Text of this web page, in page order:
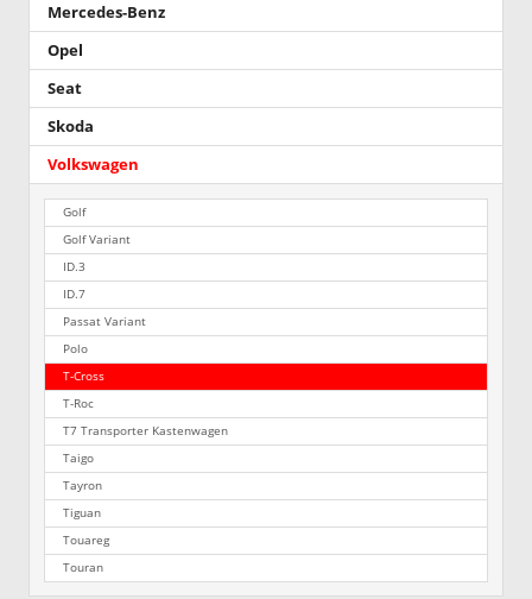
Mercedes-Benz
Opel
Seat
Skoda
Volkswagen
Golf
Golf Variant
ID.3
ID.7
Passat Variant
Polo
T-Cross
T-Roc
T7 Transporter Kastenwagen
Taigo
Tayron
Tiguan
Touareg
Touran